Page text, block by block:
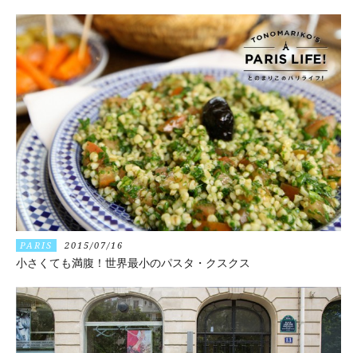
PARIS 2015/07/16
小さくても満腹！世界最小のパスタ・クスクス